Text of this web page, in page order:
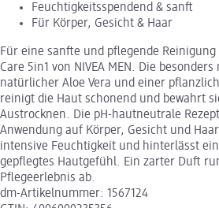
Feuchtigkeitsspendend & sanft
Für Körper, Gesicht & Haar
Für eine sanfte und pflegende
Care 5in1 von NIVEA MEN. Die
natürlicher Aloe Vera und einer
reinigt die Haut schonend und bewahrt
Austrocknen. Die pH-hautneutrale
Anwendung auf Körper, Gesicht und
intensive Feuchtigkeit und hinterlässt
gepflegtes Hautgefühl. Ein zarter Duft
Pflegeerlebnis ab.
dm-Artikelnummer: 1567124